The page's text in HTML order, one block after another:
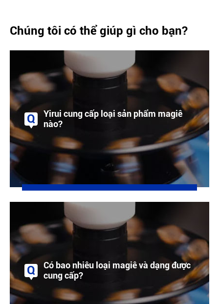
Chúng tôi có thể giúp gì cho bạn?
Q
Yirui cung cấp loại sản phẩm magiê
nào?
A
Công ty chúng tôi cung cấp hợp kim magiê
nguyên chất và hợp kim magiê thường
được sử dụng (az91d, am60b, am50a). Và
Gia Công Khuôn đúc hợp kim Magiê.
Q
Có bao nhiêu loại magiê và dạng được
cung cấp?
A
Ngoài Một số thông số kỹ thuật phổ biến,
chúng tôi có thể cung cấp các yêu cầu về